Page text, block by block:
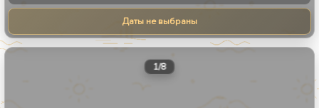
Даты не выбраны
1/8